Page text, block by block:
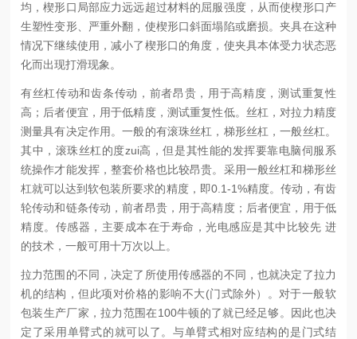
均，楔形口局部应力远远超过材料的屈服强度，从而使楔形口产
生塑性变形、严重外翻，使楔形口斜面塌陷或磨损。夹具在这种
情况下继续使用，减小了楔形口的角度，使夹具本体受力状态恶
化而出现打滑现象。
有丝杠传动和齿条传动，前者昂贵，用于高精度，测试重复性
高；后者便宜，用于低精度，测试重复性低。丝杠，对拉力精度
测量具有决定作用。一般的有滚珠丝杠，梯形丝杠，一般丝杠。
其中，滚珠丝杠的度zui高，但是其性能的发挥要靠电脑伺服系
统操作才能发挥，整套价格也比较昂贵。采用一般丝杠和梯形丝
杠就可以达到软包装所要求的精度，即0.1-1%精度。传动，有齿
轮传动和链条传动，前者昂贵，用于高精度；后者便宜，用于低
精度。传感器，主要成本在于寿命，光电感应是其中比较先 进
的技术，一般可用十万次以上。
拉力范围的不同，决定了所使用传感器的不同，也就决定了拉力
机的结构，但此项对价格的影响不大(门式除外）。对于一般软
包装生产厂家，拉力范围在100牛顿的了就已经足够。因此也决
定了采用单臂式的就可以了。与单臂式相对应结构的是门式结